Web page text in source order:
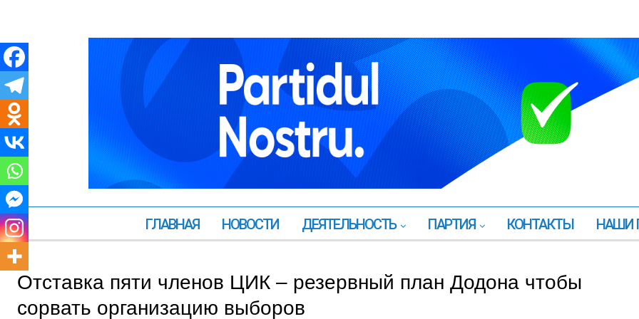
ГЛАВНАЯ НОВОСТИ ДЕЯТЕЛЬНОСТЬ ПАРТИЯ КОНТАКТЫ НАШИ
Отставка пяти членов ЦИК – резервный план Додона чтобы
сорвать организацию выборов